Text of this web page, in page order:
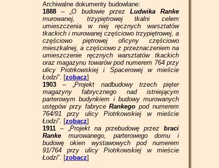
Archiwalne dokumenty budowlane:
1888 – „O budowie przez Ludwika Ranke
murowanej, trzypiętrowej tkalni celem
umieszczenia w niej ręcznych warsztatów
tkackich i murowanej częściowo trzypiętrowej, a
częściowo piętrowej oficyny częściowo
mieszkalnej, a częściowo z przeznaczeniem na
umieszczenie ręcznych warsztatów tkackich
oraz magazynu towarów pod numerem 764 przy
ulicy Piotrkowskiej i Spacerowej w mieście
Łodzi”. [zobacz]
1903 – „Projekt nadbudowy trzech pięter
magazyny fabrycznego nad istniejącym
parterowym budynkiem i budowy murowanych
ustępów przy fabryceRankego pod numerem
764/91 przy ulicy Piotrkowskiej w mieście
Łodzi”. [zobacz]
1911 – „Projekt na przebudowę przez braci
Ranke murowanego, parterowego domu i
budowę okien wystawowych pod numerem
91/764 przy ulicy Piotrkowskiej w mieście
Łodzi”. [zobacz]